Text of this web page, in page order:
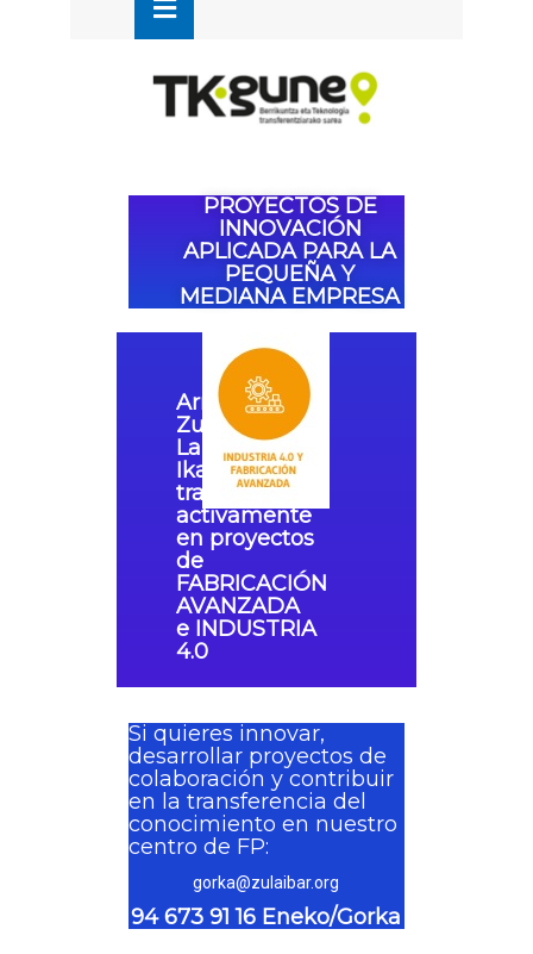
PROYECTOS DE
INNOVACIÓN
APLICADA PARA LA
PEQUEÑA Y
MEDIANA EMPRESA
Arratiako
Zulaibar
Lanbide
Ikastegia
trabaja
activamente
en proyectos
de
FABRICACIÓN
AVANZADA
e INDUSTRIA
4.0
Si quieres innovar,
desarrollar proyectos de
colaboración y contribuir
en la transferencia del
conocimiento en nuestro
centro de FP:
gorka@zulaibar.org
94 673 91 16 Eneko/Gorka